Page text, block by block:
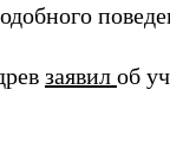
заявил об